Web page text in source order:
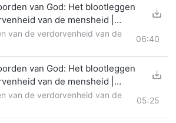
van God: Het blootleggen
van de mensheid |
van de verdorvenheid van de
06:40
van God: Het blootleggen
van de mensheid |
van de verdorvenheid van de
05:25